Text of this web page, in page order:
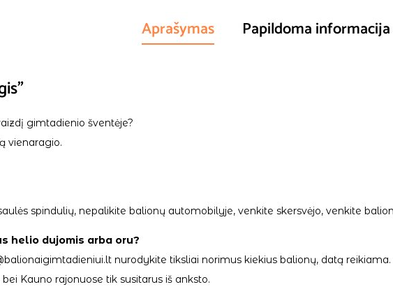
Aprašymas Papildoma informacija
gimtadienio šventėje?
vienaragio.
spindulių, nepalikite balionų automobilyje, venkite skersvėjo, venkite
helio dujomis arba oru?
nurodykite tiksliai norimus kiekius balionų, datą reikiama.
Kauno rajonuose tik susitarus iš anksto.